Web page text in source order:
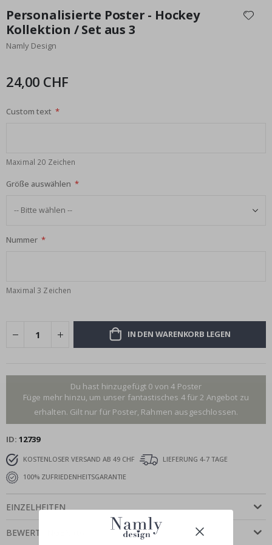
der
Bildgalerie
springen
Personalisierte Poster - Hockey
Kollektion / Set aus 3
Namly Design
24,00 CHF
Custom text
Maximal 20 Zeichen
Größe auswählen
Nummer
Maximal 3 Zeichen
IN DEN WARENKORB LEGEN
Du hast hinzugefügt 0 von 4 Poster
Füge mehr hinzu, um unser fantastisches 4 für 2 Angebot zu
erhalten. Gilt nur für Poster, Rahmen ausgeschlossen.
ID 12739
KOSTENLOSER VERSAND AB 49 CHF
LIEFERUNG 4-7 TAGE
100% ZUFRIEDENHEITSGARANTIE
EINZELHEITEN
BEWERTUNGEN